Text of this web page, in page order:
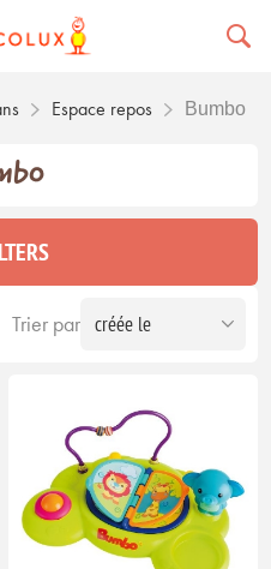
Espace repos Bumbo
Trier par